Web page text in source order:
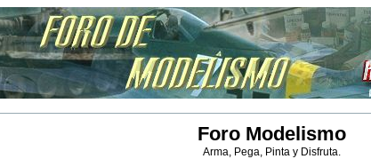
Foro Modelismo
Arma, Pega, Pinta y Disfruta.